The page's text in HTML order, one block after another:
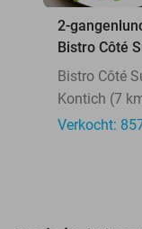
2-
Bistro Côté
Bistro Côté
Kontich (7
Verkocht: